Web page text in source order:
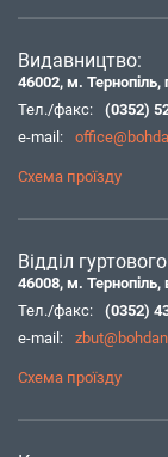
Видавництво:
46002, м.
Тел./факс:
(0352)
e-mail:
Схема проїзду
Відділ
46008, м. Тернопіль,
Тел./факс:
(0352)
e-mail:
Схема проїзду